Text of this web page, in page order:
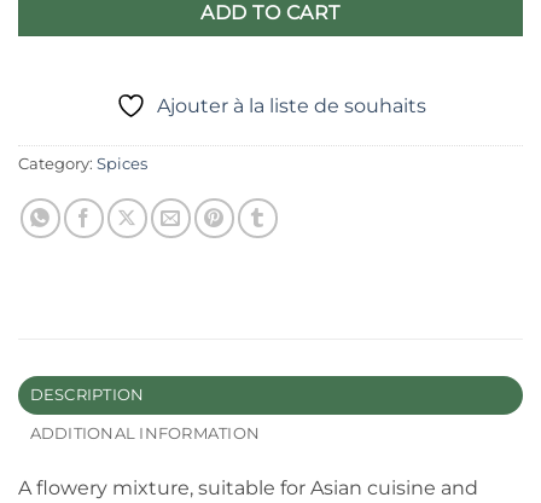
ADD TO CART
Ajouter à la liste de souhaits
Category: Spices
DESCRIPTION
ADDITIONAL INFORMATION
A flowery mixture, suitable for Asian cuisine and